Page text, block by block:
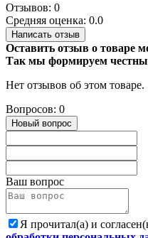
Отзывов: 0
Средняя оценка: 0.0
Написать отзыв
Оставить отзыв о товаре
Так мы формируем
Нет отзывов об этом товаре.
Вопросов: 0
Новый вопрос
Ваш вопрос
Я прочитал(а) и